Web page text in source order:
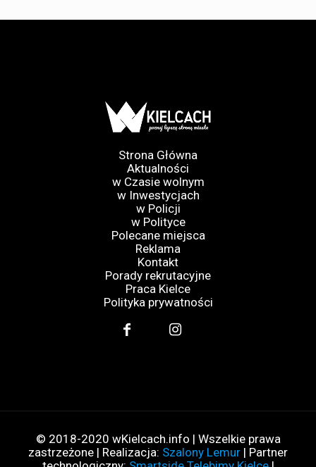
Strona Główna
Aktualności
w Czasie wolnym
w Inwestycjach
w Policji
w Polityce
Polecane miejsca
Reklama
Kontakt
Porady rekrutacyjne
Praca Kielce
Polityka prywatności
© 2018-2020 wKielcach.info | Wszelkie prawa
zastrzeżone | Realizacja: Szalony Lemur | Partner